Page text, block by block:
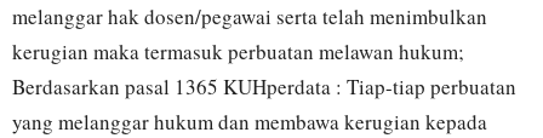
melanggar hak dosen/pegawai serta telah menimbulkan
kerugian maka termasuk perbuatan melawan hukum;
Berdasarkan pasal 1365 KUHperdata : Tiap-tiap perbuatan
yang melanggar hukum dan membawa kerugian kepada